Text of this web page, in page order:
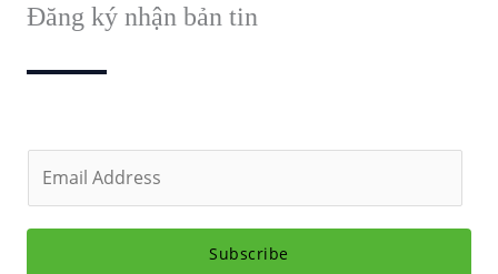
Đăng ký nhận bản tin
m
Subscribe